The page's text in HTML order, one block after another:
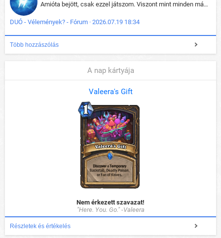
Amióta bejött, csak ezzel játszom. Viszont mint minden más - akár az alapjáték is, ez is baromira összetett lett. Néha már pár kör után is esélytelen az egész. Vagy irreállisan túltápol valaki, vagy lelép a partner, vagy csak hülye mint a segg. És amikor eljönne az én időm, na akkor jön el mindenki másé is. Engem jobban érdekelne, hogy ki milyen ratingen szokott játszani. Na ez lenne egy érdekes adat.
DUÓ - Vélemények? - Fórum · 2026.07.19 18:34
Több hozzászólás
A nap kártyája
Valeera's Gift
Nem érkezett szavazat!
"Here. You. Go." -Valeera
Részletek és értékelés